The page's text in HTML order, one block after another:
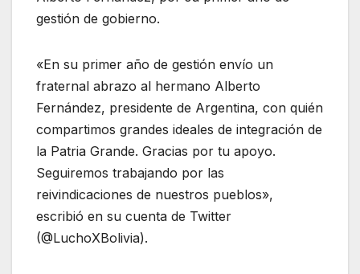
gestión de gobierno.
«En su primer año de gestión envío un
fraternal abrazo al hermano Alberto
Fernández, presidente de Argentina, con quién
compartimos grandes ideales de integración de
la Patria Grande. Gracias por tu apoyo.
Seguiremos trabajando por las
reivindicaciones de nuestros pueblos»,
escribió en su cuenta de Twitter
(@LuchoXBolivia).